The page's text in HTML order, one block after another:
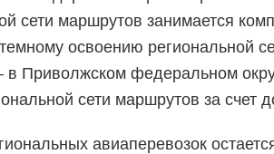
сети маршрутов занимается
освоению региональной
в Приволжском федеральном
сети маршрутов за счет
авиаперевозок